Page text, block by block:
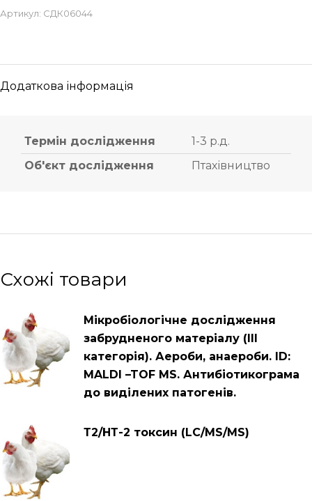
Артикул: СДК06044
Додаткова інформація
Термін дослідження
1-3 р.д.
Об'єкт дослідження
Птахівництво
Схожі товари
Мікробіологічне дослідження
забрудненого матеріалу (ІІІ
категорія). Аероби, анаероби. ID:
MALDI –TOF MS. Антибіотикограма
до виділених патогенів.
Т2/НТ-2 токсин (LC/MS/MS)